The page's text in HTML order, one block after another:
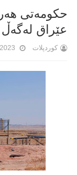
حکومەتی
عێراق لەگەڵ
کوردپلات 4/03/